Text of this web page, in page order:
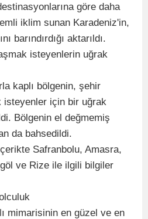
göre daha
iklim sunan Karadeniz'in,
barındırdığı aktarıldı.
isteyenlerin uğrak
kaplı bölgenin, şehir
isteyenler için bir uğrak
Bölgenin el değmemiş
da bahsedildi.
Safranbolu, Amasra,
ve Rize ile ilgili bilgiler
mimarisinin en güzel ve en